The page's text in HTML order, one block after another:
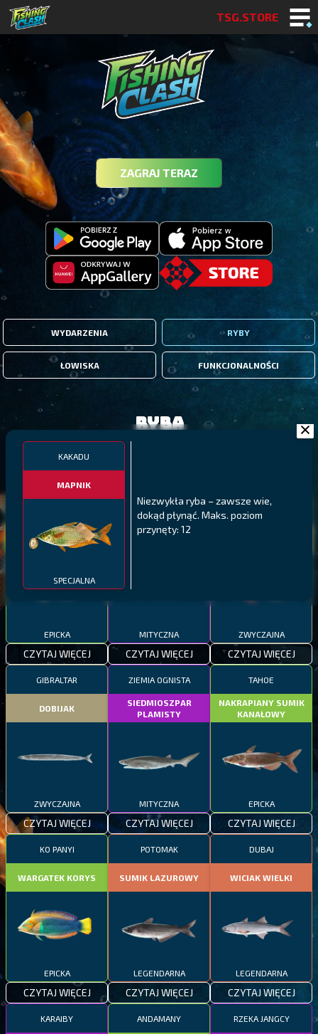
TSG.STORE
ZAGRAJ TERAZ
WYDARZENIA RYBY
ŁOWISKA FUNKCJONALNOŚCI
KAKADU
MAPNIK
SPECJALNA
Niezwykła ryba – zawsze wie,
dokąd płynąć. Maks. poziom
przynęty: 12
Ryba
PYSZCZAK ZACHODNI
EPICKA
CZYTAJ WIĘCEJ
PÓŁNOCNE FIORDY
MITYCZNA
CZYTAJ WIĘCEJ
WYSPY GALAPAGOS
ZWYCZAJNA
CZYTAJ WIĘCEJ
GIBRALTAR
DOBIJAK
ZWYCZAJNA
CZYTAJ WIĘCEJ
ZIEMIA OGNISTA
SIEDMIOSZPAR
PLAMISTY
MITYCZNA
CZYTAJ WIĘCEJ
TAHOE
NAKRAPIANY SUMIK
KANAŁOWY
EPICKA
CZYTAJ WIĘCEJ
KO PANYI
WARGATEK KORYS
EPICKA
CZYTAJ WIĘCEJ
POTOMAK
SUMIK LAZUROWY
LEGENDARNA
CZYTAJ WIĘCEJ
DUBAJ
WICIAK WIELKI
LEGENDARNA
CZYTAJ WIĘCEJ
KARAIBY ANDAMANY RZEKA JANGCY